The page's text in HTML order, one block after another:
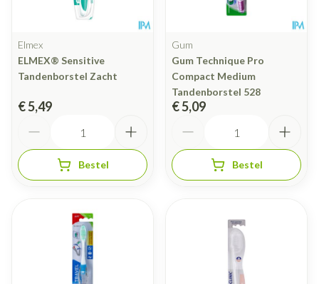
Elmex
ELMEX® Sensitive
Tandenborstel Zacht
€ 5,49
Bestel
Gum
Gum Technique Pro
Compact Medium
Tandenborstel 528
€ 5,09
Bestel